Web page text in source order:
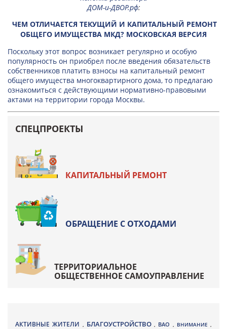
ДОМ-и-ДВОР.рф:
ЧЕМ ОТЛИЧАЕТСЯ ТЕКУЩИЙ И КАПИТАЛЬНЫЙ РЕМОНТ
ОБЩЕГО ИМУЩЕСТВА МКД? МОСКОВСКАЯ ВЕРСИЯ
Поскольку этот вопрос возникает регулярно и особую
популярность он приобрел после введения обязательств
собственников платить взносы на капитальный ремонт
общего имущества многоквартирного дома, то предлагаю
ознакомиться с действующими нормативно-правовыми
актами на территории города Москвы.
СПЕЦПРОЕКТЫ
КАПИТАЛЬНЫЙ РЕМОНТ
ОБРАЩЕНИЕ С ОТХОДАМИ
ТЕРРИТОРИАЛЬНОЕ
ОБЩЕСТВЕННОЕ САМОУПРАВЛЕНИЕ
АКТИВНЫЕ ЖИТЕЛИ , БЛАГОУСТРОЙСТВО , ВАО , ВНИМАНИЕ ,